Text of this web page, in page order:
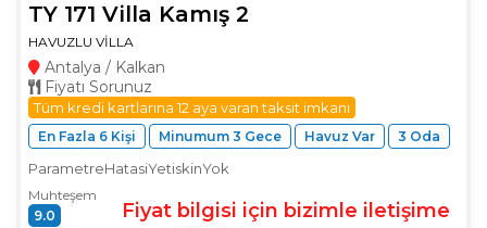
TY 171 Villa Kamış 2
HAVUZLU VİLLA
Antalya / Kalkan
Fiyatı Sorunuz
Tüm kredi kartlarına 12 aya varan taksit imkanı
En Fazla 6 Kişi Minumum 3 Gece Havuz Var 3 Oda
ParametreHatasiYetiskinYok
Muhteşem
9.0
Fiyat bilgisi için bizimle iletişime